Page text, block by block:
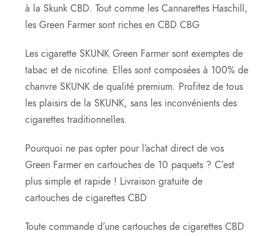
à la Skunk CBD. Tout comme les Cannarettes Haschill,
les Green Farmer sont riches en CBD CBG
Les cigarette SKUNK Green Farmer sont exemptes de
tabac et de nicotine. Elles sont composées à 100% de
chanvre SKUNK de qualité premium. Profitez de tous
les plaisirs de la SKUNK, sans les inconvénients des
cigarettes traditionnelles.
Pourquoi ne pas opter pour l’achat direct de vos
Green Farmer en cartouches de 10 paquets ? C’est
plus simple et rapide ! Livraison gratuite de
cartouches de cigarettes CBD
Toute commande d’une cartouches de cigarettes CBD